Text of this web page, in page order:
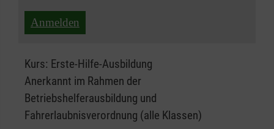
Anmelden
Kurs: Erste-Hilfe-Ausbildung
Anerkannt im Rahmen der
Betriebshelferausbildung und
Fahrerlaubnisverordnung (alle Klassen)